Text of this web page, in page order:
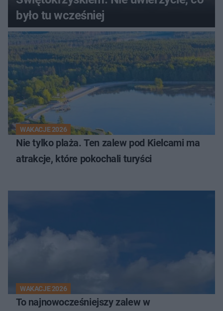
było tu wcześniej
WAKACJE 2026
Nie tylko plaża. Ten zalew pod Kielcami ma
atrakcje, które pokochali turyści
WAKACJE 2026
To najnowocześniejszy zalew w